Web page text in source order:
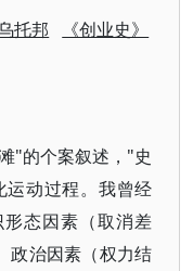
托邦 《创业史》
"的个案叙述，"史
动过程。我曾经
态因素（取消差
政治因素（权力结